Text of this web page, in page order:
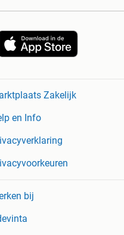
Zakelijk
en Info
bij